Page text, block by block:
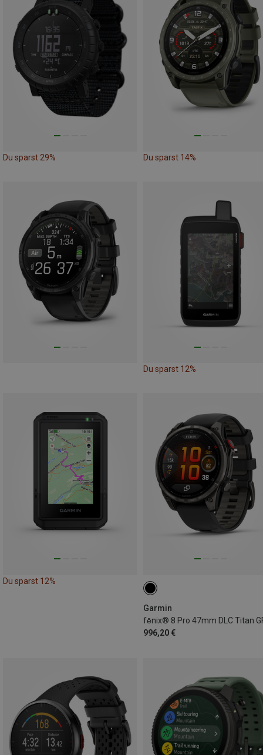
Du sparst 29% Du sparst 14%
Du sparst 12%
Du sparst 12%
Garmin
996,20 €